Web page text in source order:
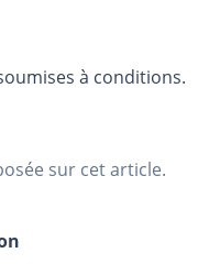
à conditions.
sur cet article.